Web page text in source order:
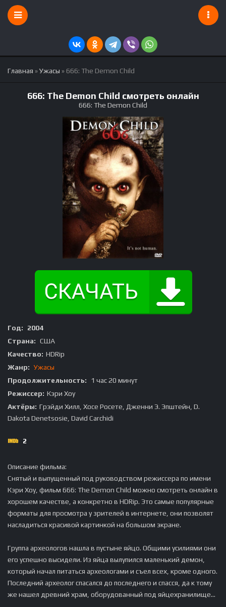
Главная »Ужасы » 666: The Demon Child
666: The Demon Child смотреть онлайн
666: The Demon Child
Год:
2004
Страна: США
Качество: HDRip
Жанр: Ужасы
Продолжительность:
1 час 20 минут
Режиссер: Кэри Хоу
Актёры: Грэйди Хилл, Хосе Росете, Дженни Э. Эпштейн, D.
Dakota Denetsosie, David Carchidi
2
Описание фильма:
Снятый и выпущенный под руководством режиссера по имени
Кэри Хоу, фильм 666: The Demon Child можно смотреть онлайн в
хорошем качестве, а конкретно в HDRip. Это самые популярные
форматы для просмотра у зрителей в интернете, они позволят
насладиться красивой картинкой на большом экране.
Группа археологов нашла в пустыне яйцо. Общими усилиями они
его успешно высидели. Из яйца вылупился маленький демон,
который начал питаться археологами и съел всех, кроме одного.
Последний археолог спасался до последнего и спасся, да к тому
же нашел древний храм, оборудованный под яйцехранилище...